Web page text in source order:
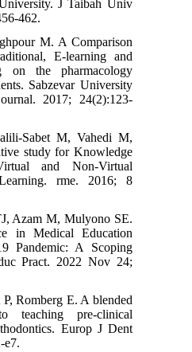
University. J Taibah Univ
462.
M. A Comparison
E-learning and
on the pharmacology
Sabzevar University
2017; 24(2):123-
Sabet M, Vahedi M,
study for Knowledge
and Non-Virtual
Learning. rme. 2016; 8
Azam M, Mulyono SE.
in Medical Education
Pandemic: A Scoping
Pract. 2022 Nov 24;
P, Romberg E. A blended
teaching pre‐clinical
Europ J Dent
e7.